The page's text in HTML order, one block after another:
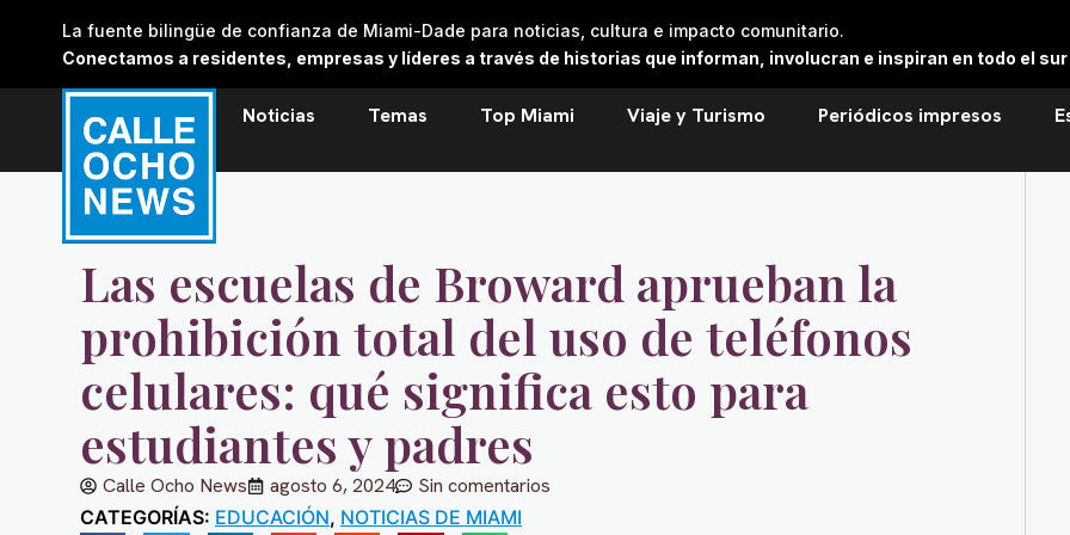
La fuente bilingüe de confianza de Miami-Dade para noticias, cultura e impacto comunitario.
Conectamos a residentes, empresas y líderes a través de historias que informan, involucran e inspiran en todo el sur
Noticias Temas Top Miami Viaje y Turismo Periódicos impresos
Las escuelas de Broward aprueban la
prohibición total del uso de teléfonos
celulares: qué significa esto para
estudiantes y padres
Calle Ocho News agosto 6, 2024 Sin comentarios
CATEGORÍAS: EDUCACIÓN, NOTICIAS DE MIAMI